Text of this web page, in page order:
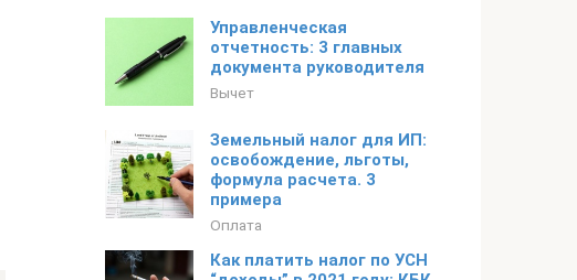
Управленческая
отчетность: 3 главных
документа руководителя
Вычет
Земельный налог для ИП:
освобождение, льготы,
формула расчета. 3
примера
Оплата
Как платить налог по УСН